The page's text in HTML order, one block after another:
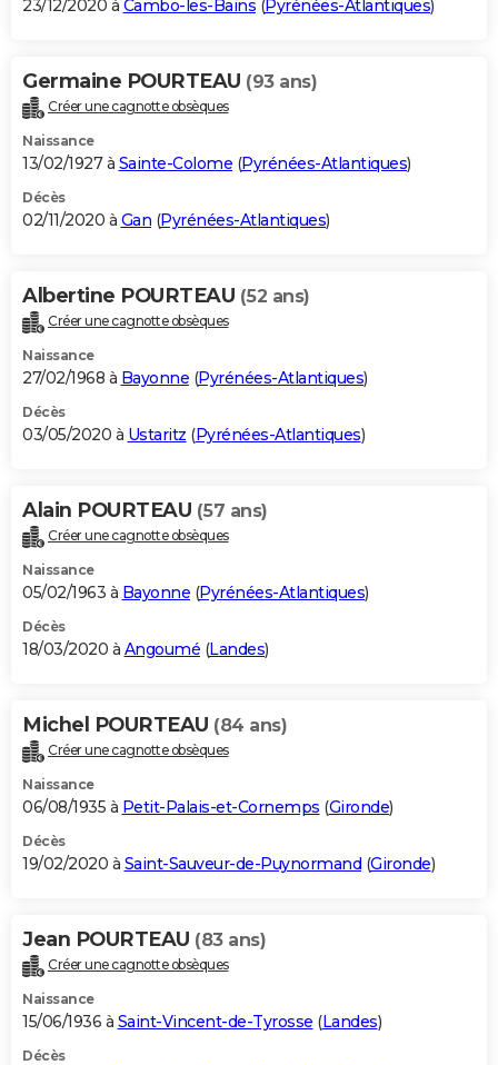
23/12/2020 à Cambo-les-Bains (Pyrénées-Atlantiques)
Germaine POURTEAU (93 ans)
Créer une cagnotte obsèques
Naissance
13/02/1927 à Sainte-Colome (Pyrénées-Atlantiques)
Décès
02/11/2020 à Gan (Pyrénées-Atlantiques)
Albertine POURTEAU (52 ans)
Créer une cagnotte obsèques
Naissance
27/02/1968 à Bayonne (Pyrénées-Atlantiques)
Décès
03/05/2020 à Ustaritz (Pyrénées-Atlantiques)
Alain POURTEAU (57 ans)
Créer une cagnotte obsèques
Naissance
05/02/1963 à Bayonne (Pyrénées-Atlantiques)
Décès
18/03/2020 à Angoumé (Landes)
Michel POURTEAU (84 ans)
Créer une cagnotte obsèques
Naissance
06/08/1935 à Petit-Palais-et-Cornemps (Gironde)
Décès
19/02/2020 à Saint-Sauveur-de-Puynormand (Gironde)
Jean POURTEAU (83 ans)
Créer une cagnotte obsèques
Naissance
15/06/1936 à Saint-Vincent-de-Tyrosse (Landes)
Décès